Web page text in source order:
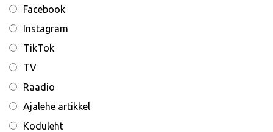
Facebook
Instagram
TikTok
TV
Raadio
Ajalehe artikkel
Koduleht